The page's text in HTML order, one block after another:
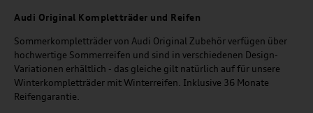
Audi Original Kompletträder und Reifen
Sommerkompletträder von Audi Original Zubehör verfügen über
hochwertige Sommerreifen und sind in verschiedenen Design-
Variationen erhältlich - das gleiche gilt natürlich auf für unsere
Winterkompletträder mit Winterreifen. Inklusive 36 Monate
Reifengarantie.